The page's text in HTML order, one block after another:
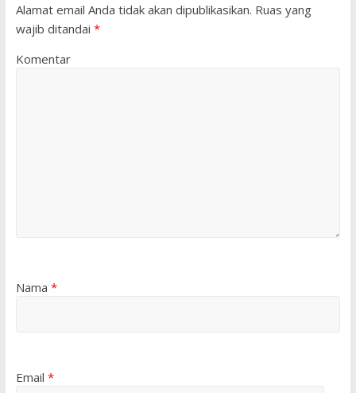
Alamat email Anda tidak akan dipublikasikan. Ruas yang
wajib ditandai *
Komentar
Nama *
Email *